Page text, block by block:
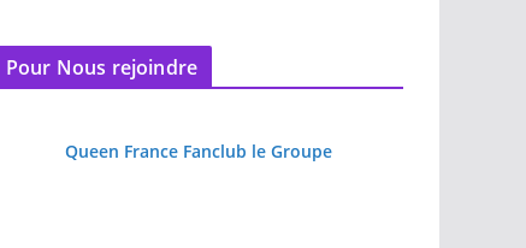
Pour Nous rejoindre
Queen France Fanclub le Groupe